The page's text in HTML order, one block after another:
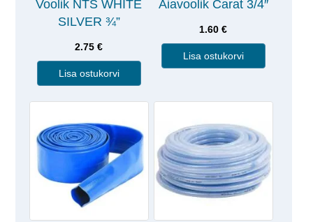
Voolik NTS WHITE
SILVER ¾”
2.75€
Lisa ostukorvi
Aiavoolik Carat 3/4″
1.60€
Lisa ostukorvi